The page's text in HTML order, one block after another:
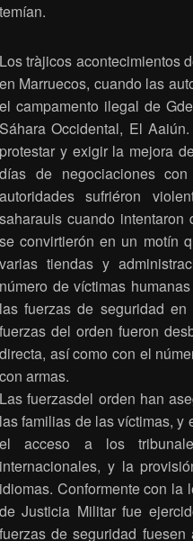
temían.
Los tràjicos acontecimientos
en Marruecos, cuando las
el campamento ilegal de
Sáhara Occidental, El
protestar y exigir la mejora
días de negociaciones
autoridades sufriéron
saharauis cuando intentaron
se convirtierón en un motín
varias tiendas y
número de víctimas
las fuerzas de seguridad
fuerzas del orden fueron
directa, así como con el
con armas.
Las fuerzasdel orden han
las familias de las víctimas, y
el acceso a los
internacionales, y la
idiomas. Conformente con la
de Justicia Militar fue
fuerzas de seguridad